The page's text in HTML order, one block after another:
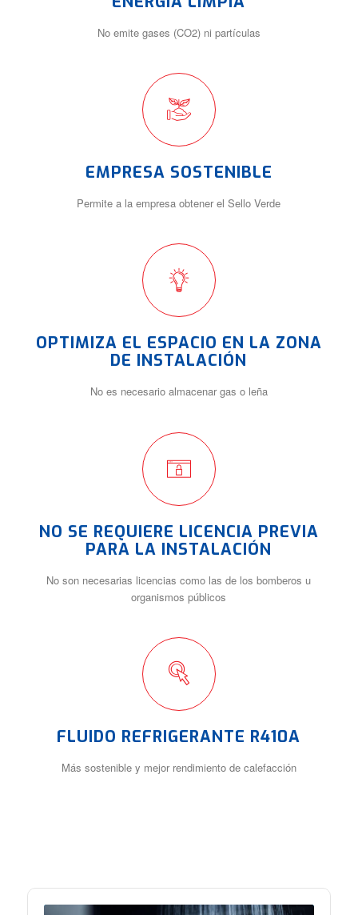
No emite gases (CO2) ni partículas
EMPRESA SOSTENIBLE
Permite a la empresa obtener el Sello Verde
OPTIMIZA EL ESPACIO EN LA ZONA
DE INSTALACIÓN
No es necesario almacenar gas o leña
NO SE REQUIERE LICENCIA PREVIA
PARA LA INSTALACIÓN
No son necesarias licencias como las de los bomberos u
organismos públicos
FLUIDO REFRIGERANTE R410A
Más sostenible y mejor rendimiento de calefacción